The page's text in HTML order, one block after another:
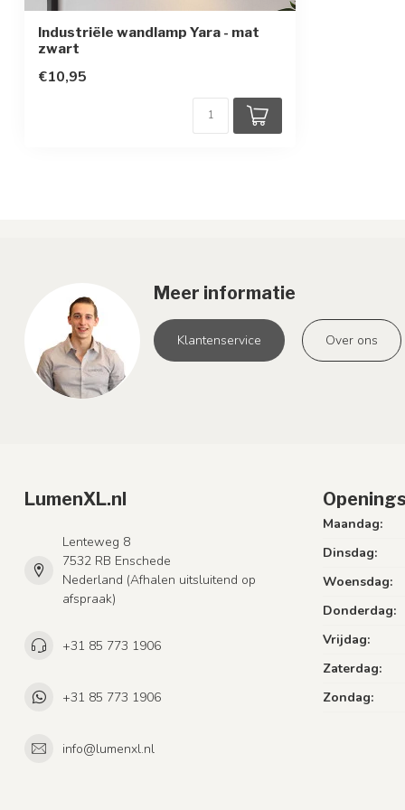
Industriële wandlamp Yara - mat
zwart
€10,95
Meer informatie
Klantenservice Over ons
LumenXL.nl
Lenteweg 8
7532 RB Enschede
Nederland (Afhalen uitsluitend op
afspraak)
+31 85 773 1906
+31 85 773 1906
info@lumenxl.nl
Maandag:
Dinsdag:
Woensdag:
Donderdag:
Vrijdag:
Zaterdag:
Zondag: